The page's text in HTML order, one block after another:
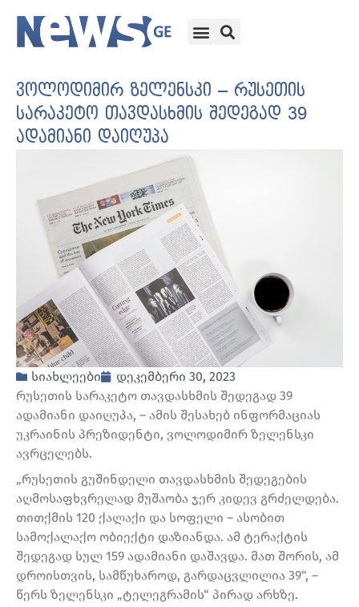
ვოლოდიმირ ზელენსკი – რუსეთის
სარაკეტო თავდასხმის შედეგად 39
ადამიანი დაიღუპა
სიახლეები
დეკემბერი 30, 2023
რუსეთის სარაკეტო თავდასხმის შედეგად 39
ადამიანი დაიღუპა, – ამის შესახებ ინფორმაციას
უკრაინის პრეზიდენტი, ვოლოდიმირ ზელენსკი
ავრცელებს.
„რუსეთის გუშინდელი თავდასხმის შედეგების
აღმოსაფხვრელად მუშაობა ჯერ კიდევ გრძელდება.
თითქმის 120 ქალაქი და სოფელი – ასობით
სამოქალაქო ობიექტი დაზიანდა. ამ ტერაქტის
შედეგად სულ 159 ადამიანი დაშავდა. მათ შორის, ამ
დროისთვის, სამწუხაროდ, გარდაცვლილია 39“, –
წერს ზელენსკი „ტელეგრამის“ პირად არხზე.